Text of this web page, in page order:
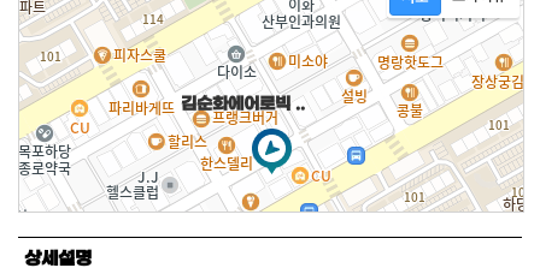
김순화에어로빅 ..
상세설명